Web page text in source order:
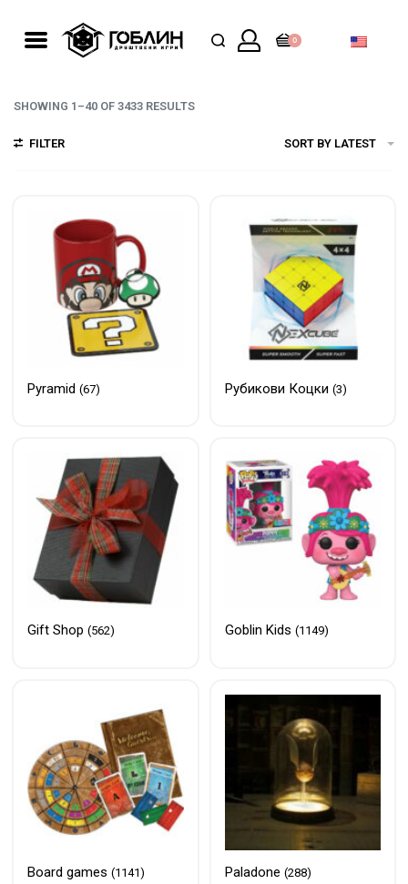
0
SHOWING 1–40 OF 3433 RESULTS
FILTER SORT BY LATEST
Pyramid (67) Рубикови Коцки (3)
Gift Shop (562) Goblin Kids (1149)
Board games (1141) Paladone (288)